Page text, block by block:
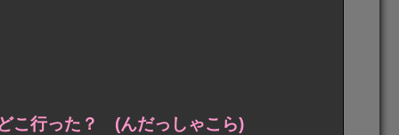
こ行った？ (んだっしゃこら)